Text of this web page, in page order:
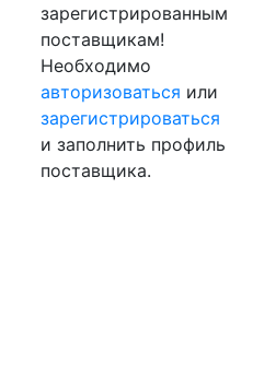
зарегистрированным
поставщикам!
Необходимо
авторизоваться или
зарегистрироваться
и заполнить профиль
поставщика.